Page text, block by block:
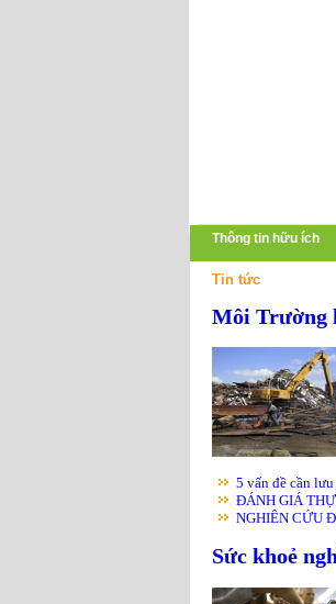
Thông tin hữu ích
Tin tức
Môi Trường
5 vấn đề cần
ĐÁNH GIÁ
NGHIÊN CỨU
Sức khoẻ